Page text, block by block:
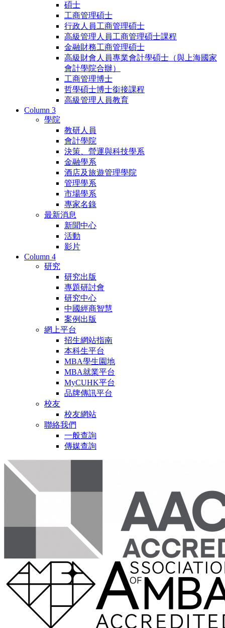
碩士
工商管理碩士
行政人員工商管理碩士
高級管理人員工商管理碩士課程
金融財務工商管理碩士
高級財會人員專業會計學碩士（與上海國家
會計學院合辦）
工商管理博士
哲學碩士博士銜接課程
高級管理人員教育
Column 3
學院
教研人員
會計學院
決策、營運與科技學系
金融學系
酒店及旅遊管理學院
管理學系
市場學系
專家名錄
最新消息
新聞中心
活動
影片
Column 4
研究
研究出版
專題研討會
研究中心
中國經商智慧
案例出版
網上平台
招生網站指南
本科生平台
MBA學生園地
MBA就業平台
MyCUHK平台
品牌傳訊平台
校友
校友網站
聯絡我們
一般查詢
傳媒查詢